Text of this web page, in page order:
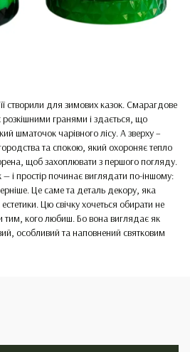
створили для зимових казок. Смарагдове
розкішними гранями і здається, що
шматочок чарівного лісу. А зверху –
та спокою, який охороняє тепло
щоб захоплювати з першого погляду.
— і простір починає виглядати по-іншому:
Це саме та деталь декору, яка
Цю свічку хочеться обирати не
тим, кого любиш. Бо вона виглядає як
особливий та наповнений святковим